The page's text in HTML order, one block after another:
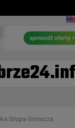
Grupa Górnicza